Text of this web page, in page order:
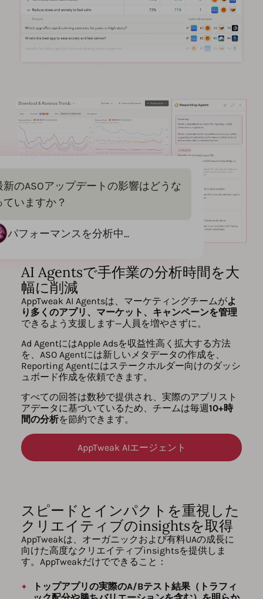
新のASOアップデートの影響はどうな
ていますか？
パフォーマンスを分析中...
AI Agentsで手作業の分析時間を大
幅に削減
AppTweak AI Agentsは、マーケティングチームがよ
り多くのアプリ、マーケット、キャンペーンを管理
できるよう支援します—人員を増やさずに。
Ad AgentにはApple Adsを収益性高く拡大する方法
を、ASO Agentには新しいメタデータの作成を、
Reporting Agentにはステークホルダー向けのダッシ
ュボード作成を依頼できます。
すべての回答は数秒で提供され、実際のアプリスト
アデータに基づいているため、チームは毎週10+時
間の分析を節約できます。
AppTweak AIエージェント
スピードとインパクトを重視した
クリエイティブのinsightsを取得
AppTweakは、オーガニックおよび有料UAの成長に
向けた高度なクリエイティブinsightsを提供しま
す。AppTweakだけでできること：
トップアプリの実際のA/Bテスト結果（トラフィ